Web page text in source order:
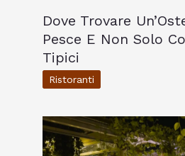
Dove Trovare
Pesce E Non Solo
Tipici
Ristoranti